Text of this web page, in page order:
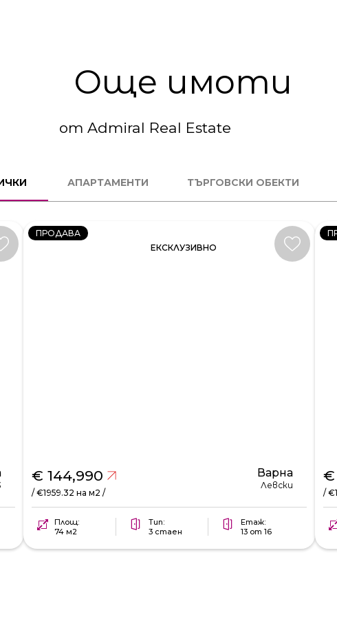
Още имоти
от Admiral Real Estate
АПАРТАМЕНТИ ТЪРГОВСКИ ОБЕКТИ
ПРОДАВА
ЕКСКЛУЗИВНО
231581
€ 144,990
/ €1959.32 на м2 /
Варна
Левски
Площ:
74 м2
Тип:
3 стаен
Етаж:
13 от 16
€
/